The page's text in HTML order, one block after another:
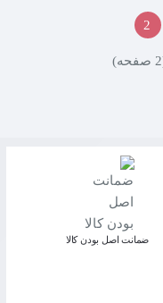
2
ﺿﻤﺎﻧﺖ اﺻﻞ ﺑﻮدن ﮐﺎﻟﺎ